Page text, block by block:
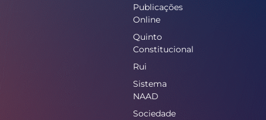
Publicações
Online
Quinto
Constitucional
Rui
Sistema
NAAD
Sociedade